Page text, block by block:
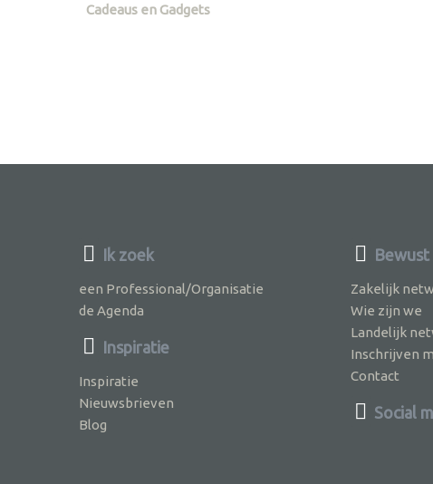
Cadeaus en Gadgets
Ik zoek
een Professional/Organisatie
de Agenda
Inspiratie
Inspiratie
Nieuwsbrieven
Blog
Zakelijk
Wie zijn we
Landelijk
Inschrijven
Contact
Social